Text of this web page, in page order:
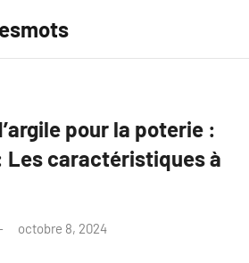
pour la poterie :
Les caractéristiques à
octobre 8, 2024